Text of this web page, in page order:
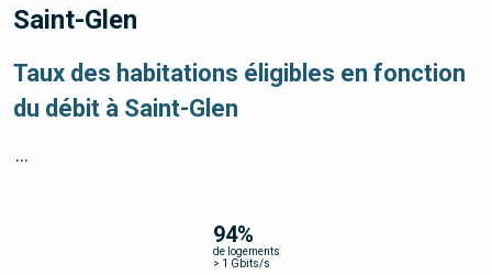
Saint-Glen
Taux des habitations éligibles en fonction
du débit à Saint-Glen
94%
de logements
> 1 Gbits/s
...